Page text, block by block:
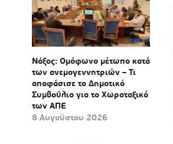
Νάξος: Ομόφωνο μέτωπο κατά
των ανεμογεννητριών – Τι
αποφάσισε το Δημοτικό
Συμβούλιο για το Χωροταξικό
των ΑΠΕ
8 Αυγούστου 2026